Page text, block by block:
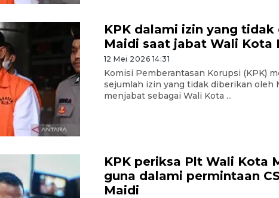
KPK dalami izin yang tidak
Maidi saat jabat Wali Kota
12 Mei 2026 14:31
Komisi Pemberantasan Korupsi (KPK)
sejumlah izin yang tidak diberikan oleh
menjabat sebagai Wali Kota ...
KPK periksa Plt Wali Kota
guna dalami permintaan
Maidi
BNPB optimalkan
Desa Tangguh